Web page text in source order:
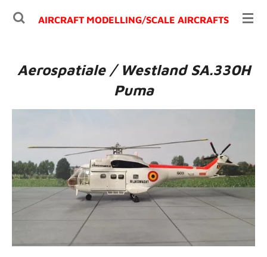
Ga
hoofdinhoud
AIRCRAFT MODELLING/SCALE AIRCRAFTS
Aerospatiale / Westland SA.330H
Puma